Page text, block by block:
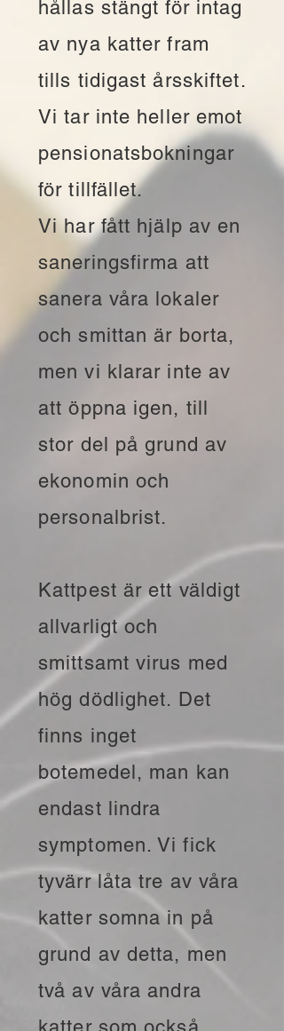
hållas stängt för intag
av nya katter fram
tills tidigast årsskiftet.
Vi tar inte heller emot
pensionatsbokningar
för tillfället.
Vi har fått hjälp av en
saneringsfirma att
sanera våra lokaler
och smittan är borta,
men vi klarar inte av
att öppna igen, till
stor del på grund av
ekonomin och
personalbrist.
Kattpest är ett väldigt
allvarligt och
smittsamt virus med
hög dödlighet. Det
finns inget
botemedel, man kan
endast lindra
symptomen. Vi fick
tyvärr låta tre av våra
katter somna in på
grund av detta, men
två av våra andra